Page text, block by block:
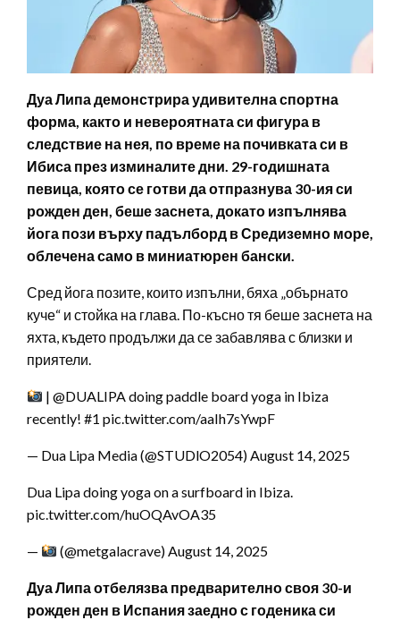
Дуа Липа демонстрира удивителна спортна
форма, както и невероятната си фигура в
следствие на нея, по време на почивката си в
Ибиса през изминалите дни. 29-годишната
певица, която се готви да отпразнува 30-ия си
рожден ден, беше заснета, докато изпълнява
йога пози върху падълборд в Средиземно море,
облечена само в миниатюрен бански.
Сред йога позите, които изпълни, бяха „обърнато
куче“ и стойка на глава. По-късно тя беше заснета на
яхта, където продължи да се забавлява с близки и
приятели.
| @DUALIPA doing paddle board yoga in Ibiza
recently! #1 pic.twitter.com/aaIh7sYwpF
— Dua Lipa Media (@STUDlO2054) August 14, 2025
Dua Lipa doing yoga on a surfboard in Ibiza.
pic.twitter.com/huOQAvOA35
— (@metgalacrave) August 14, 2025
Дуа Липа отбелязва предварително своя 30-и
рожден ден в Испания заедно с годеника си